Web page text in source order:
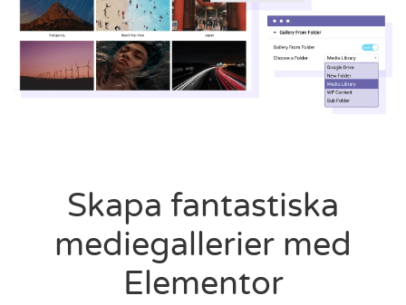
Skapa fantastiska
mediegallerier med
Elementor